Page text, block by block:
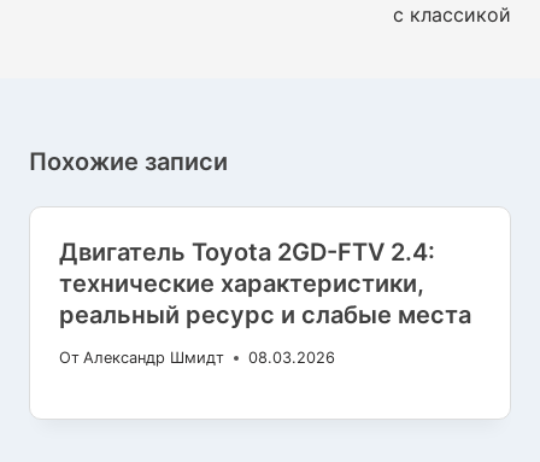
с классикой
Похожие записи
Двигатель Toyota 2GD-FTV 2.4:
технические характеристики,
реальный ресурс и слабые места
От Александр Шмидт 08.03.2026